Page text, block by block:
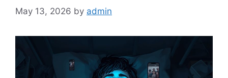
May 13, 2026 by admin